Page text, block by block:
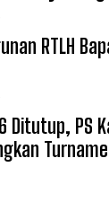
RTLH
Ditutup, PS